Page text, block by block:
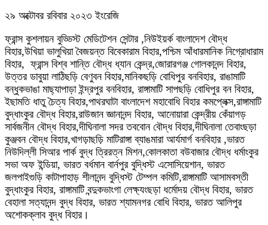
২৯ অক্টোবর রবিবার ২০২৩ ইংরেজি
ফ্রান্স কুশলায়ন বুড্ডিস্ট মেডিটেশন সেন্টার ,নিউইয়র্ক বাংলাদেশ বৌদ্ধ
বিহার,উখিয়া ভালুখিয়া বৈজয়ন্ত বিবেকারাম বিহার,পশ্চিম আঁধারমানিক নিগ্রোধারাম
বিহার, ফ্রান্স বিশ্ব শান্তি বৌদ্ধ ধ্যান কেন্দ্র,জোরারগঞ্জ গোলকানন্দ বিহার,
উত্তর ডাবুয়া লাঠিছড়ি বেণুবন বিহার,মানিকছড়ি বোধিপুর বনবিহার, রাঙামাটি
বন্ধুকভাঙা মাছ্যাপাড়া ইন্দ্রপুর বনবিহার, রাঙ্গামাটি সাপছড়ি বোধিপুর বন বিহার,
ইছামতি ধাতু চৈত্য বিহার,পাথরঘাটা বাংলাদেশ মহাবোধি বিহার কমপ্লেক্স,রাঙ্গামাটি
বুদ্ধাংকুর বৌদ্ধ বিহার,রাউজান জ্ঞানানন্দ বিহার, আনোয়ারা কেন্দ্রীয় কেঁয়াগড়
সার্বজনীন বৌদ্ধ বিহার,দীঘিনালা সদর তববোন বৌদ্ধ বিহার,দীঘিনালা তেবাংছড়া
কুঞ্জবন বৌদ্ধ বিহার,খাগড়াছড়ি মাটিরাঙ্গা ব্যাঙমারা আর্যমার্গ বনবিহার ,ভারত
নিউদিল্লী সিআর পার্ক বুদ্ধ ত্রিরত্ন মিশন,কোলকাতা বউবাজার বৌদ্ধ ধর্মাংকুর
সভা অফ ইন্ডিয়া, ভারত বর্ধমান বার্নপুর বুদ্ধিস্ট এসোসিয়েশান, ভারত
জলপাইগুড়ি কাটাপাহাড় শীলানন্দ বুদ্ধিস্ট টেম্পল কমিটি,রাঙ্গামাটি আসামবস্তী
বুদ্ধাংকুর বিহার, রাঙ্গামাটি বন্দুকভাংগা লেক্ষ্যংছড়া ধর্মোদয় বৌদ্ধ বিহার, ভারত
বেহালা সত্যানন্দ বুদ্ধ বিহার, ভারত শ্যামনগর বোধি বিহার, ভারত আলিপুর
অশোকক্লাব বুদ্ধ বিহার।